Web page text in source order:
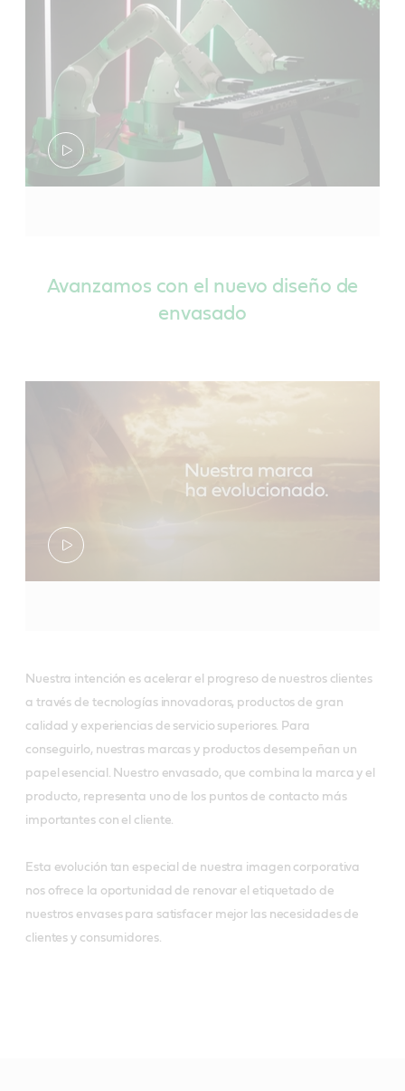
Avanzamos con el nuevo diseño de
envasado
Nuestra intención es acelerar el progreso de nuestros clientes
a través de tecnologías innovadoras, productos de gran
calidad y experiencias de servicio superiores. Para
conseguirlo, nuestras marcas y productos desempeñan un
papel esencial. Nuestro envasado, que combina la marca y el
producto, representa uno de los puntos de contacto más
importantes con el cliente.
Esta evolución tan especial de nuestra imagen corporativa
nos ofrece la oportunidad de renovar el etiquetado de
nuestros envases para satisfacer mejor las necesidades de
clientes y consumidores.